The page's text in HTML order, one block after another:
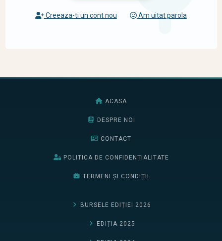
Creeaza-ti un cont nou Am uitat parola
ACASA
DESPRE NOI
CONTACT
POLITICA DE CONFIDENȚIALITATE
TERMENI ȘI CONDIȚII
BURSELE EDIȚIEI 2026
EDIȚIA 2025